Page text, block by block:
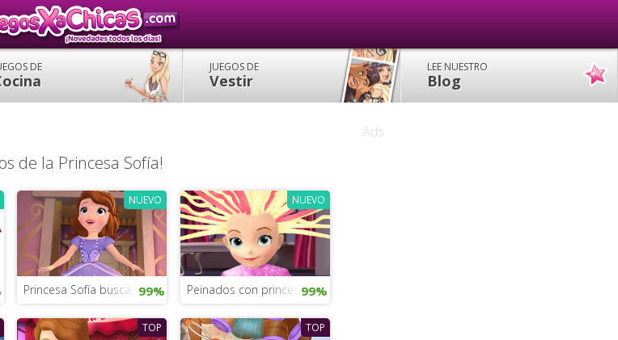
DE JUEGOS DE
Vestir
LEE NUESTRO
Blog
de la Princesa Sofía!
NUEVO
Princesa Sofía busca las llaves
99%
NUEVO
Peinados con princesa Sofia
99%
TOP TOP
Ads